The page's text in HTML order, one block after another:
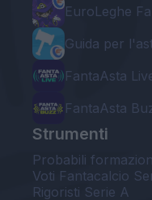
EuroLeghe
Guida per
FantaAsta
FantaAsta
Strumenti
Probabili
Voti Fantacalcio
Rigoristi Serie A